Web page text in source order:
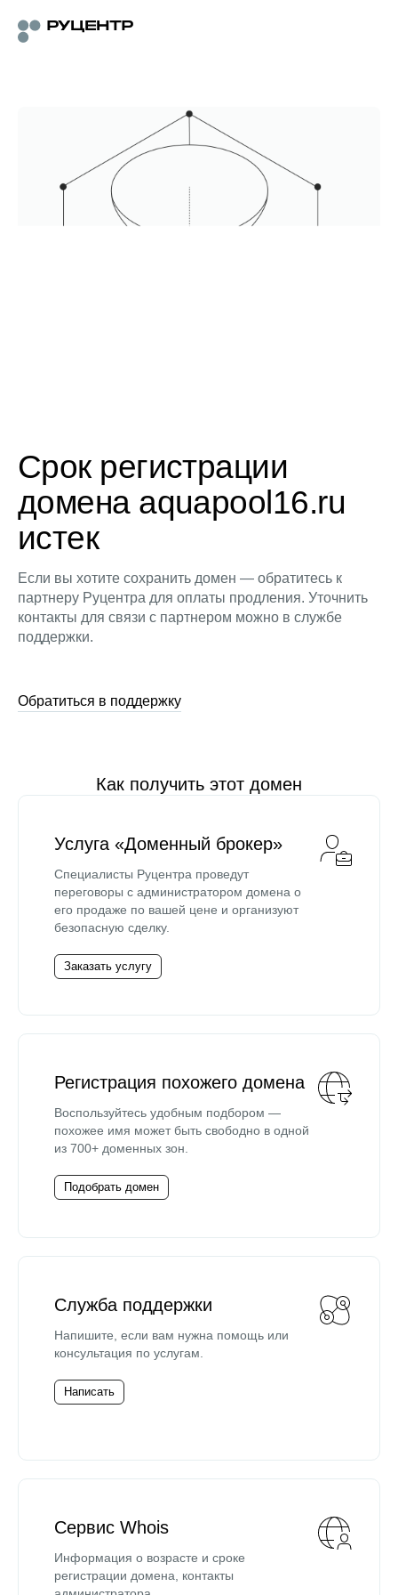
Срок регистрации
домена aquapool16.ru
истек
Если вы хотите сохранить домен — обратитесь к
партнеру Руцентра для оплаты продления. Уточнить
контакты для связи с партнером можно в службе
поддержки.
Обратиться в поддержку
Как получить этот домен
Услуга «Доменный брокер»
Специалисты Руцентра проведут
переговоры с администратором домена о
его продаже по вашей цене и организуют
безопасную сделку.
Заказать услугу
Регистрация похожего домена
Воспользуйтесь удобным подбором —
похожее имя может быть свободно в одной
из 700+ доменных зон.
Подобрать домен
Служба поддержки
Напишите, если вам нужна помощь или
консультация по услугам.
Написать
Сервис Whois
Информация о возрасте и сроке
регистрации домена, контакты